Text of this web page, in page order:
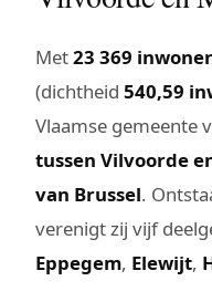
Met23 369
(dichtheid 540,59
Vlaamse gemeente
tussen Vilvoorde
van Brussel.
verenigt zij vijf
Eppegem, Elewijt,